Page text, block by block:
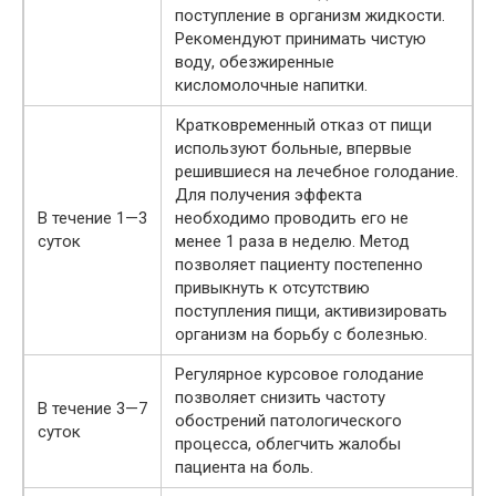
поступление в организм жидкости.
Рекомендуют принимать чистую
воду, обезжиренные
кисломолочные напитки.
В течение 1—3
суток
Кратковременный отказ от пищи
используют больные, впервые
решившиеся на лечебное голодание.
Для получения эффекта
необходимо проводить его не
менее 1 раза в неделю. Метод
позволяет пациенту постепенно
привыкнуть к отсутствию
поступления пищи, активизировать
организм на борьбу с болезнью.
В течение 3—7
суток
Регулярное курсовое голодание
позволяет снизить частоту
обострений патологического
процесса, облегчить жалобы
пациента на боль.